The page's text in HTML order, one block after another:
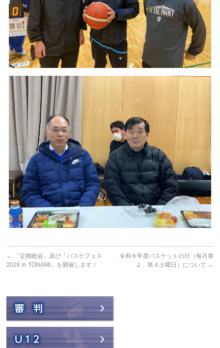
←
「定期総会」及び「バスケフェス
2026 in TONAMI」を開催します！
令和８年度バスケットの日（毎月第
２、第４土曜日）について →